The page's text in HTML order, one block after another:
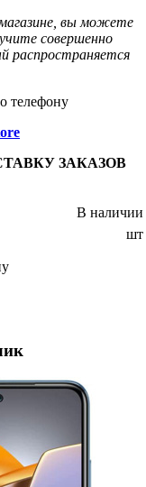
вы можете
совершенно
распространяется
телефону
ЗАКАЗОВ
В наличии
шт